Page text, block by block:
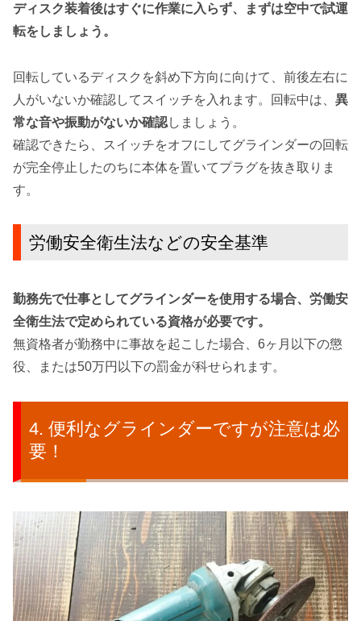
ディスク装着後はすぐに作業に入らず、まずは空中で試運
転をしましょう 。
回転しているディスクを斜め下方向に向けて、前後左右に
人がいないか確認してスイッチを入れます。回転中は、 異
常な音や振動がないか確認しましょう。
確認できたら、スイッチをオフにしてグラインダーの回転
が完全停止したのちに本体を置いてプラグを抜き取りま
す。
労働安全衛生法などの安全基準
勤務先で仕事としてグラインダーを使用する場合、労働安
全衛生法で定められている資格が必要です。
無資格者が勤務中に事故を起こした場合、6ヶ月以下の懲
役、または50万円以下の罰金が科せられます。
便利なグラインダーですが注意は必
要！